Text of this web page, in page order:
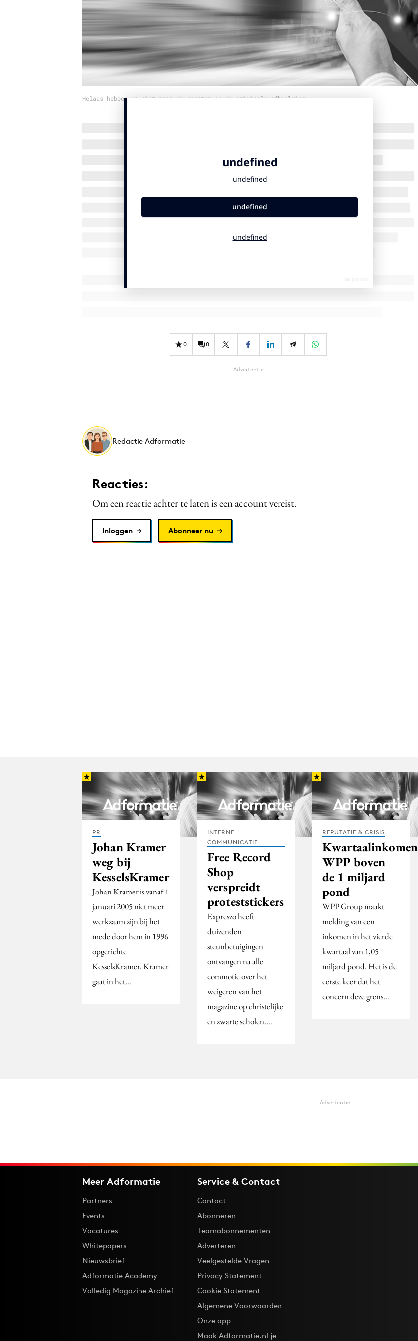
Helaas hebben we niet meer de rechten op de originele afbeelding
0 0
Advertentie
Redactie Adformatie
Reacties:
Om een reactie achter te laten is een account vereist.
Inloggen Abonneer nu
PR
Johan Kramer
weg bij
KesselsKramer
Johan Kramer is vanaf 1
januari 2005 niet meer
werkzaam zijn bij het
mede door hem in 1996
opgerichte
KesselsKramer. Kramer
gaat in het…
INTERNE
COMMUNICATIE
Free Record
Shop
verspreidt
proteststickers
Expreszo heeft
duizenden
steunbetuigingen
ontvangen na alle
commotie over het
weigeren van het
magazine op christelijke
en zwarte scholen.…
REPUTATIE & CRISIS
Kwartaalinkomen
WPP boven
de 1 miljard
pond
WPP Group maakt
melding van een
inkomen in het vierde
kwartaal van 1,05
miljard pond. Het is de
eerste keer dat het
concern deze grens…
Advertentie
Meer Adformatie
Partners
Events
Vacatures
Whitepapers
Nieuwsbrief
Adformatie Academy
Volledig Magazine Archief
Service & Contact
Contact
Abonneren
Teamabonnementen
Adverteren
Veelgestelde Vragen
Privacy Statement
Cookie Statement
Algemene Voorwaarden
Onze app
Maak Adformatie.nl je